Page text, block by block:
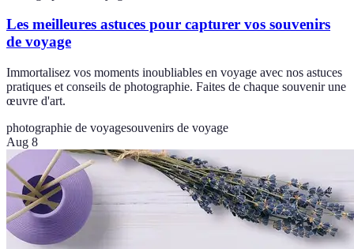
Les meilleures astuces pour capturer vos souvenirs
de voyage
Immortalisez vos moments inoubliables en voyage avec nos astuces
pratiques et conseils de photographie. Faites de chaque souvenir une
œuvre d'art.
photographie de voyagesouvenirs de voyage
Aug 8